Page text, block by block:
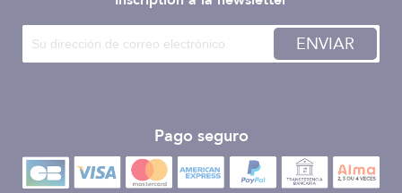
ENVIAR
Pago seguro